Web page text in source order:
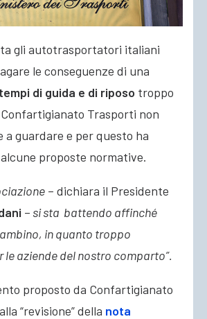
gli autotrasportatori italiani
le conseguenze di una
di guida e di riposo troppo
Trasporti non
a guardare e per questo ha
proposte normative.
– dichiara il Presidente
– si sta battendo affinché
in quanto troppo
le aziende del nostro comparto”.
proposto da Confartigianato
“revisione” della nota